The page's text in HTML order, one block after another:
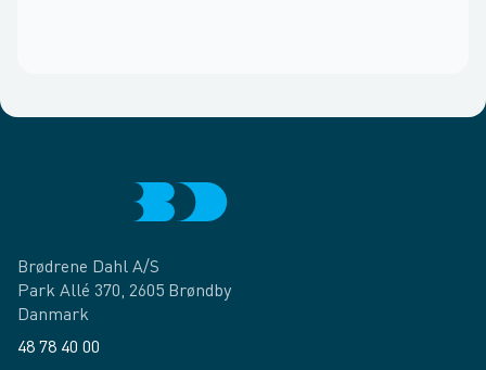
Brødrene Dahl A/S
Park Allé 370, 2605 Brøndby
Danmark
48 78 40 00